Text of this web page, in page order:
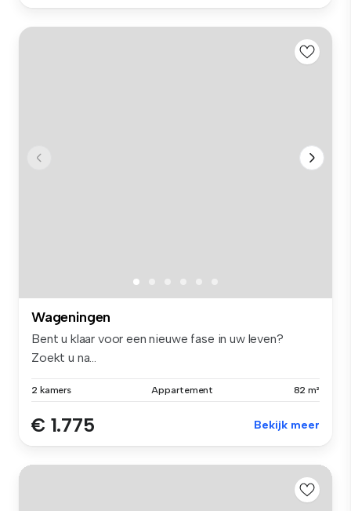
Wageningen
Bent u klaar voor een nieuwe fase in uw leven?
Zoekt u na...
2 kamers Appartement 82 m²
€ 1.775 Bekijk meer